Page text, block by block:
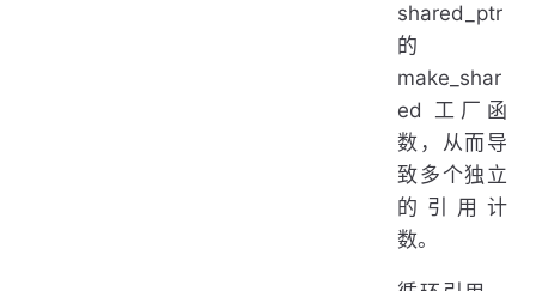
shared_ptr
的
make_shar
ed 工厂函
数，从而导
致多个独立
的引用计
数。